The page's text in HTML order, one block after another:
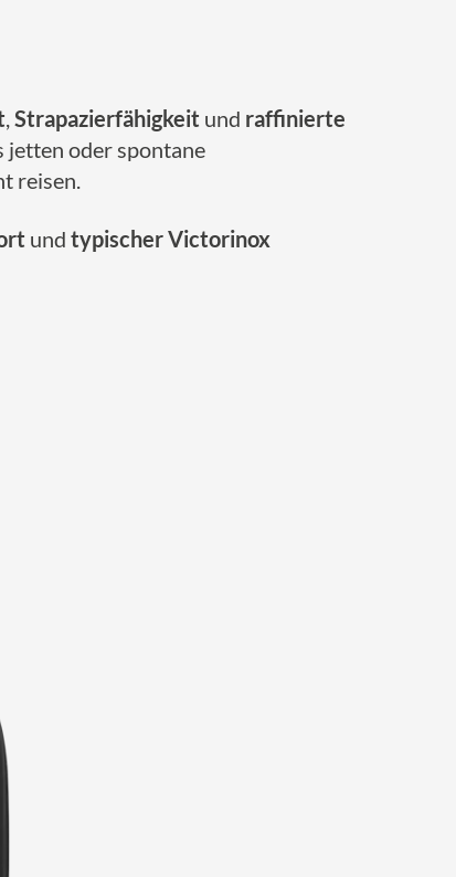
,Strapazierfähigkeit und raffinierte
jetten oder spontane
reisen.
und typischer Victorinox